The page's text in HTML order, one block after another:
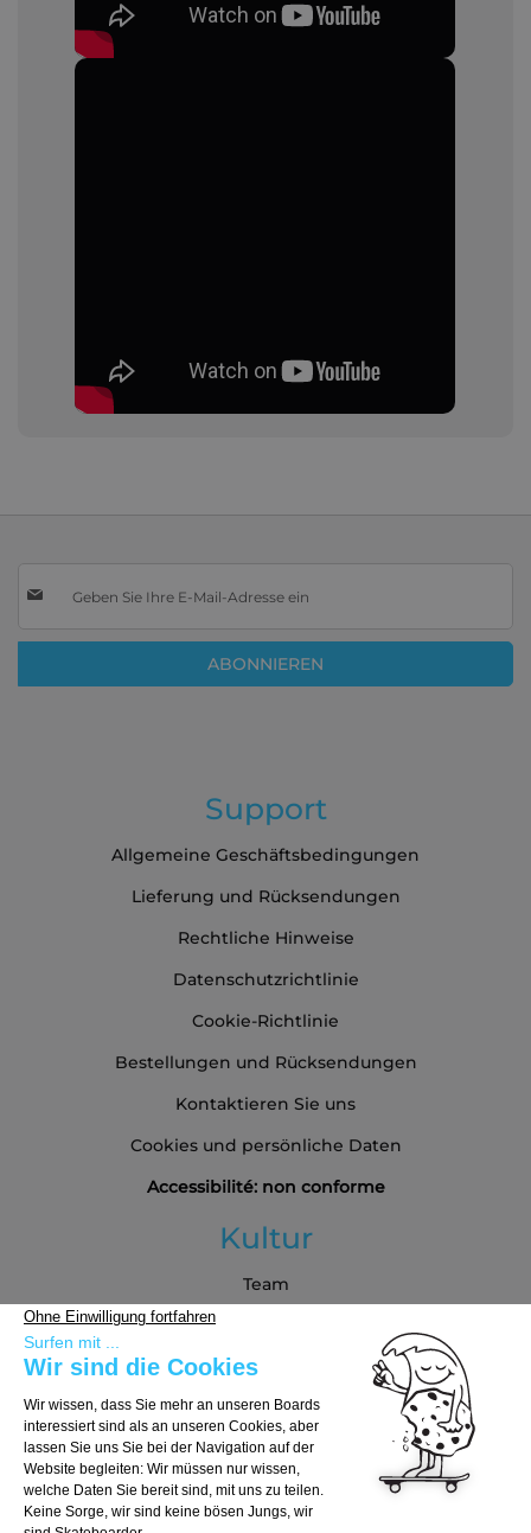
Sie
für
Newsletter
ABONNIEREN
Support
Allgemeine Geschäftsbedingungen
Lieferung und Rücksendungen
Rechtliche Hinweise
Datenschutzrichtlinie
Cookie-Richtlinie
Bestellungen und Rücksendungen
Kontaktieren Sie uns
Cookies und persönliche Daten
Accessibilité: non conforme
Kultur
Team
Partners
Kaufberatung
Board auswählen